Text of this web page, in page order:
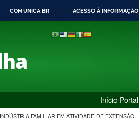
PARA
COMUNICA BR ACESSO À INFORMAÇÃO
Início Portal
FAMILIAR EM ATIVIDADE DE EXTENSÃO